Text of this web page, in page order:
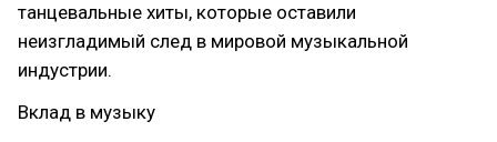
танцевальные хиты, которые оставили
неизгладимый след в мировой музыкальной
индустрии.
Вклад в музыку